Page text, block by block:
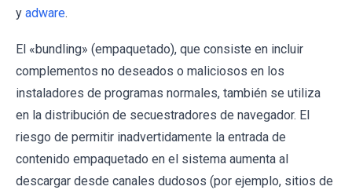
y adware.
El «bundling» (empaquetado), que consiste en incluir
complementos no deseados o maliciosos en los
instaladores de programas normales, también se utiliza
en la distribución de secuestradores de navegador. El
riesgo de permitir inadvertidamente la entrada de
contenido empaquetado en el sistema aumenta al
descargar desde canales dudosos (por ejemplo, sitios de